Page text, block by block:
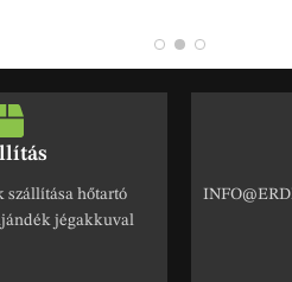
szállítása hőtartó
jégakkuval